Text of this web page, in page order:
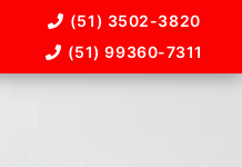
(51) 3502-3820
(51) 99360-7311